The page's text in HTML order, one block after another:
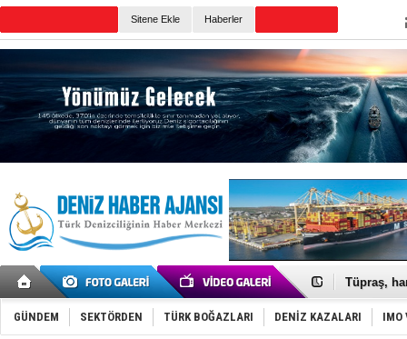
Sitene Ekle Haberler
Anadolu
Tüpraş,
İTU AUV,
LNG
PROYAD,
GÜNDEM SEKTÖRDEN TÜRK BOĞAZLARI DENİZ KAZALARI IMO